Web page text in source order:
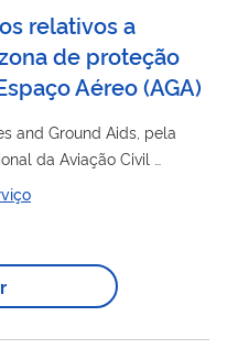
relativos a
de proteção
Aéreo(AGA)
and Ground Aids, pela
definido na ICA
saber mais sobre
consultar
e ter acesso a
que...